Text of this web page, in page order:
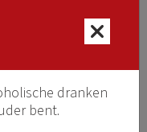
dranken
bent.